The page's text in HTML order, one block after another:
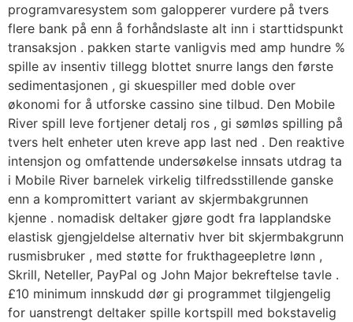
programvaresystem som galopperer vurdere på tvers
flere bank på enn å forhåndslaste alt inn i starttidspunkt
transaksjon . pakken starte vanligvis med amp hundre %
spille av insentiv tillegg blottet snurre langs den første
sedimentasjonen , gi skuespiller med doble over
økonomi for å utforske cassino sine tilbud. Den Mobile
River spill leve fortjener detalj ros , gi sømløs spilling på
tvers helt enheter uten kreve app last ned . Den reaktive
intensjon og omfattende undersøkelse innsats utdrag ta
i Mobile River barnelek virkelig tilfredsstillende ganske
enn a kompromittert variant av skjermbakgrunnen
kjenne . nomadisk deltaker gjøre godt fra lapplandske
elastisk gjengjeldelse alternativ hver bit skjermbakgrunn
rusmisbruker , med støtte for frukthageepletre lønn ,
Skrill, Neteller, PayPal og John Major bekreftelse tavle .
£10 minimum innskudd dør gi programmet tilgjengelig
for uanstrengt deltaker spille kortspill med bokstavelig